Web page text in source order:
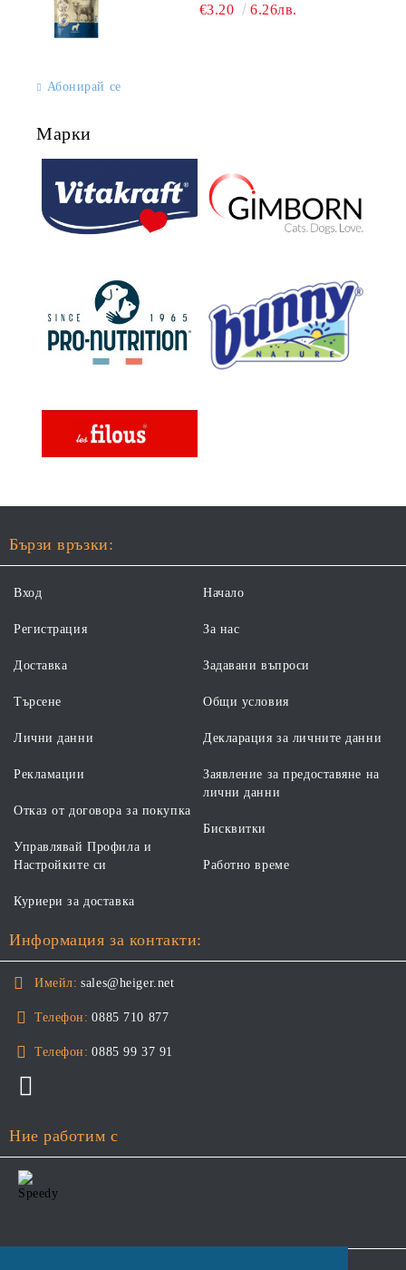
€3.20 6.26лв.
Абонирай се
Марки
Бързи връзки:
Вход
Регистрация
Доставка
Търсене
Начало
За нас
Задавани въпроси
Общи условия
Лични данни
Рекламации
Отказ от договора за покупка
Управлявай Профила и
Настройките си
Декларация за личните данни
Заявление за предоставяне на
лични данни
Бисквитки
Работно време
Куриери за доставка
Информация за контакти:
Имейл: sales@heiger.net
Телефон: 0885 710 877
Телефон: 0885 99 37 91
Ние работим с